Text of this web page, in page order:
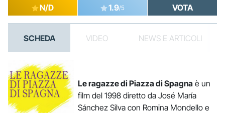
N/D 1.9/5 VOTA
SCHEDA VIDEO NEWS E ARTICOLI
Le ragazze di Piazza di Spagnaè un
film del 1998 diretto da José María
Sánchez Silva con Romina Mondello e